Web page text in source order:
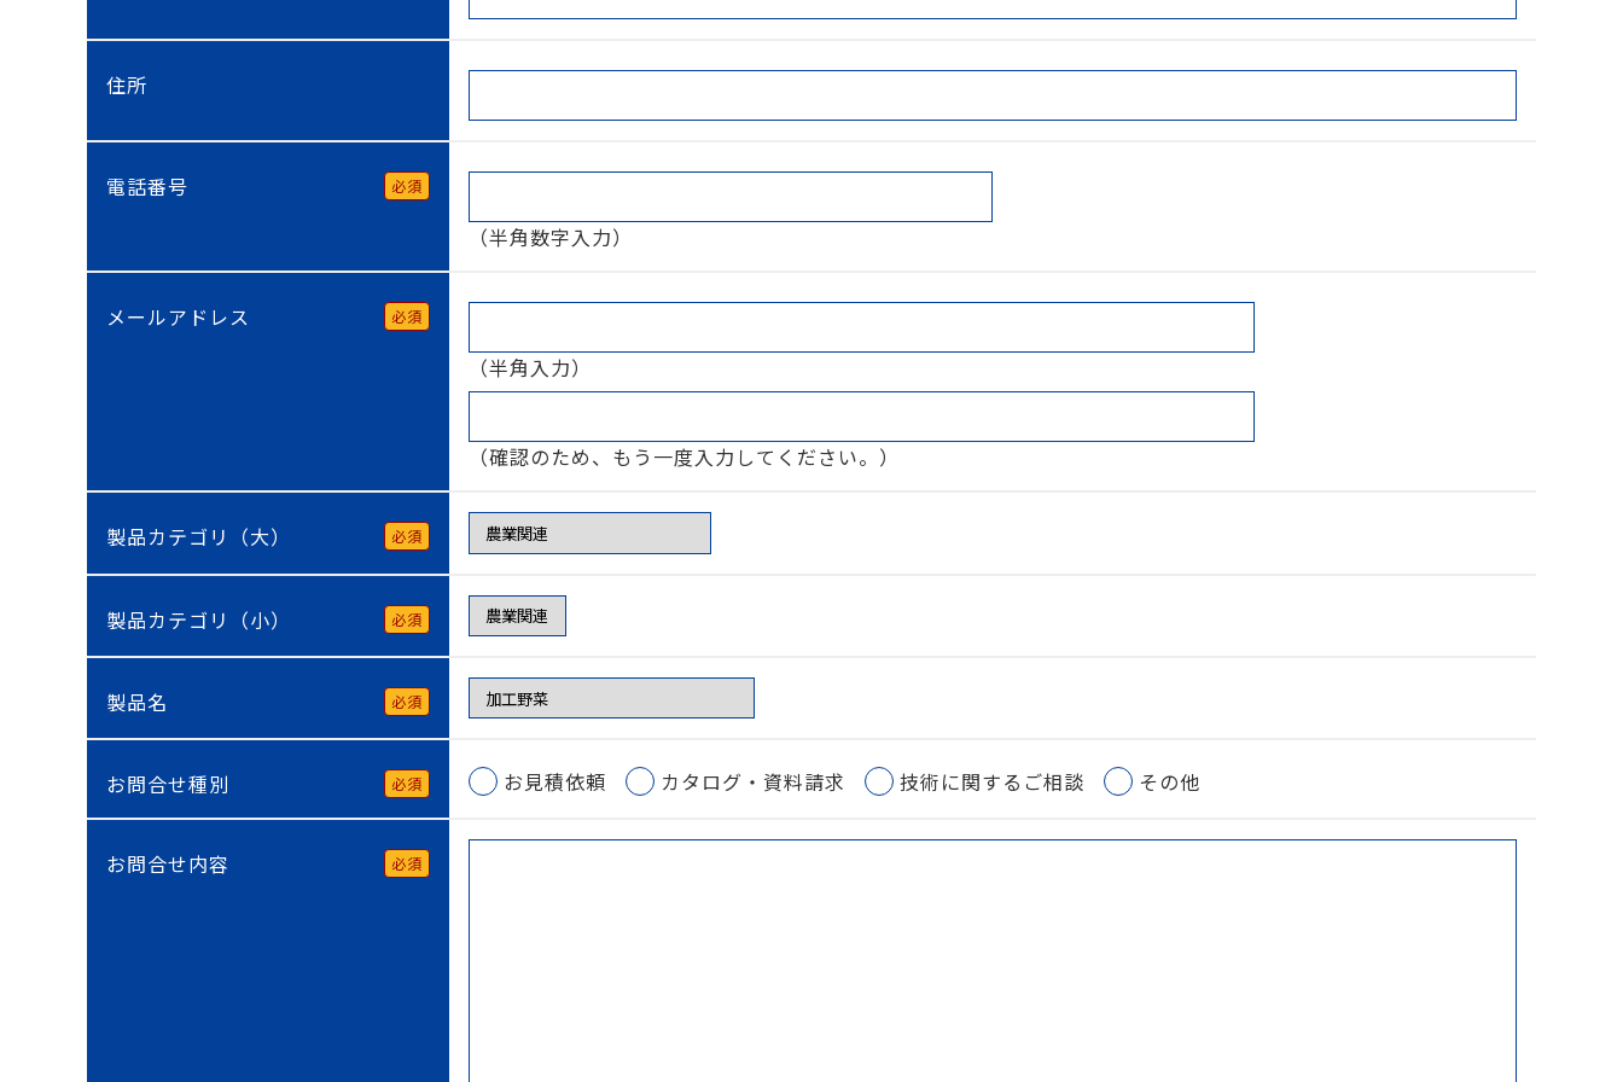
住所
電話番号 必須
（半角数字入力）
メールアドレス 必須
（半角入力）
（確認のため、もう一度入力してください。）
製品カテゴリ（大） 必須
製品カテゴリ（小） 必須
製品名 必須
お問合せ種別 必須 お見積依頼 カタログ・資料請求 技術に関するご相談 その他
お問合せ内容 必須